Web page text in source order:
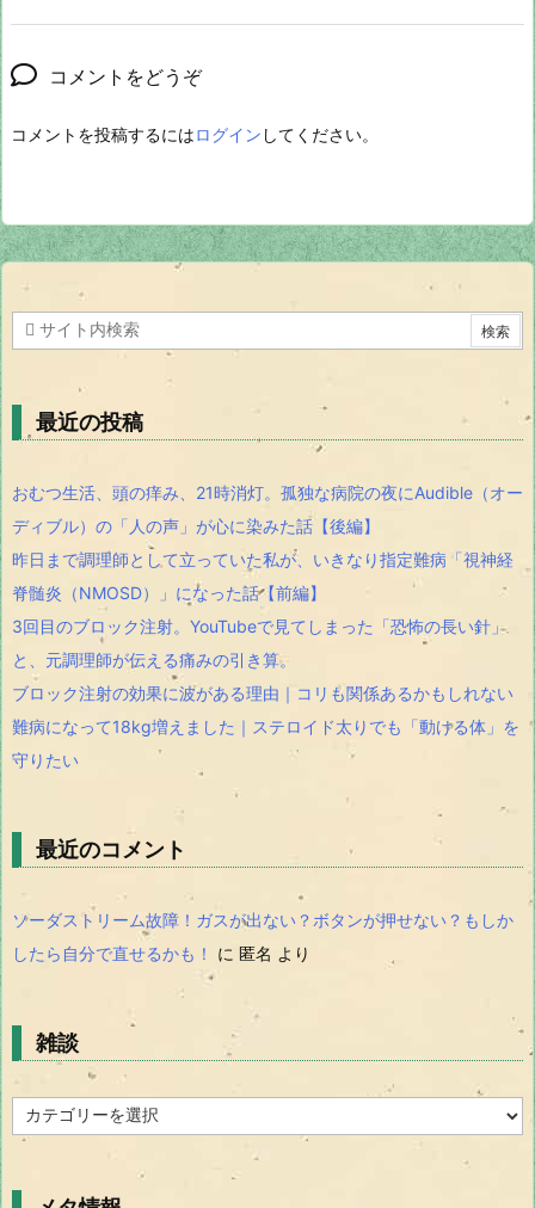
コメントをどうぞ
コメントを投稿するにはログイン してください。
最近の投稿
おむつ生活、頭の痒み、21時消灯。孤独な病院の夜にAudible（オー
ディブル）の「人の声」が心に染みた話【後編】
昨日まで調理師として立っていた私が、いきなり指定難病「視神経
脊髄炎（NMOSD）」になった話【前編】
3回目のブロック注射。YouTubeで見てしまった「恐怖の長い針」
と、元調理師が伝える痛みの引き算。
ブロック注射の効果に波がある理由｜コリも関係あるかもしれない
難病になって18kg増えました｜ステロイド太りでも「動ける体」を
守りたい
最近のコメント
ソーダストリーム故障！ガスが出ない？ボタンが押せない？もしか
したら自分で直せるかも！
に 匿名 より
雑談
談